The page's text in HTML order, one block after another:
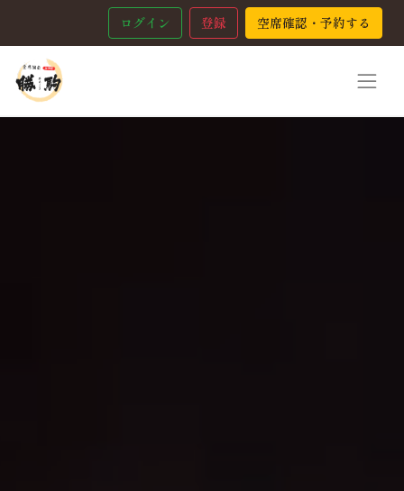
ログイン 登録 空席確認・予約する